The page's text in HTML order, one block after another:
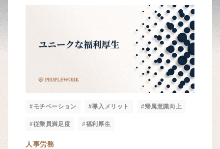
#モチベーション #導入メリット #帰属意識向上
#従業員満足度 #福利厚生
人事労務